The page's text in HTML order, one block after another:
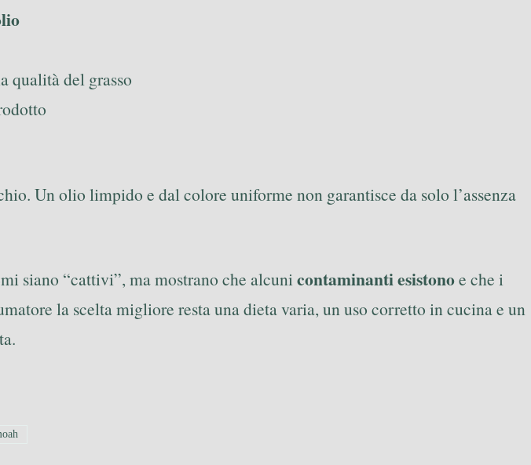
qualità del grasso
Un olio limpido e dal colore uniforme non garantisce da solo l’assenza
siano “cattivi”, ma mostrano che alcunicontaminanti esistonoe che i
la scelta migliore resta una dieta varia, un uso corretto in cucina e un